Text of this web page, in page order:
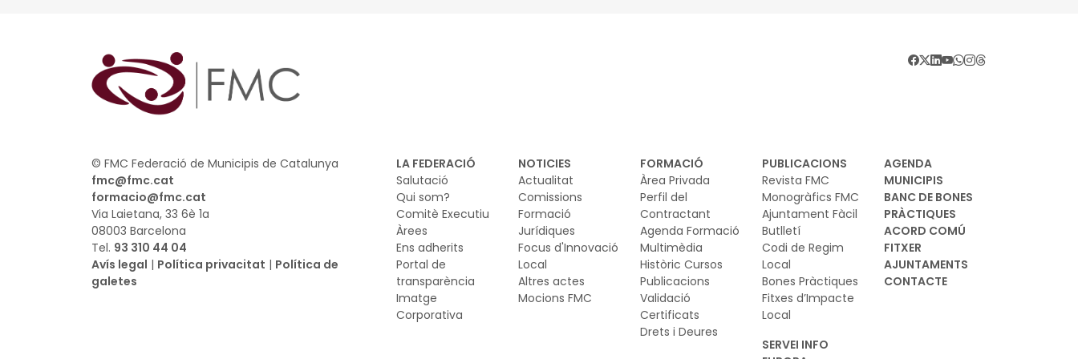
LA FEDERACIÓ
Salutació
Qui som?
Comitè Executiu
Àrees
Ens adherits
Portal de
transparència
Imatge
Corporativa
NOTICIES
Actualitat
Comissions
Formació
Jurídiques
Focus d'Innovació
Local
Altres actes
Mocions FMC
FORMACIÓ
Àrea Privada
Perfil del
Contractant
Agenda Formació
Multimèdia
Històric Cursos
Publicacions
Validació
Certificats
Drets i Deures
PUBLICACIONS
Revista FMC
Monogràfics FMC
Ajuntament Fàcil
Butlletí
Codi de Regim
Local
Bones Pràctiques
Fitxes d’Impacte
Local
SERVEI INFO
AGENDA
MUNICIPIS
BANC DE BONES
PRÀCTIQUES
ACORD COMÚ
FITXER
AJUNTAMENTS
CONTACTE
© FMC Federació de Municipis de Catalunya
fmc@fmc.cat
formacio@fmc.cat
Via Laietana, 33 6è 1a
08003 Barcelona
Tel. 93 310 44 04
Avís legal | Política privacitat | Política de
galetes